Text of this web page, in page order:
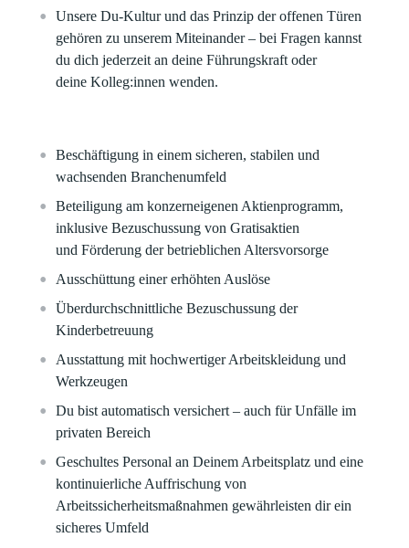
Unsere Du-Kultur und das Prinzip der offenen Türen
gehören zu unserem Miteinander – bei Fragen kannst
du dich jederzeit an deine Führungskraft oder
deine Kolleg:innen wenden.
Beschäftigung in einem sicheren, stabilen und
wachsenden Branchenumfeld
Beteiligung am konzerneigenen Aktienprogramm,
inklusive Bezuschussung von Gratisaktien
und Förderung der betrieblichen Altersvorsorge
Ausschüttung einer erhöhten Auslöse
Überdurchschnittliche Bezuschussung der
Kinderbetreuung
Ausstattung mit hochwertiger Arbeitskleidung und
Werkzeugen
Du bist automatisch versichert – auch für Unfälle im
privaten Bereich
Geschultes Personal an Deinem Arbeitsplatz und eine
kontinuierliche Auffrischung von
Arbeitssicherheitsmaßnahmen gewährleisten dir ein
sicheres Umfeld